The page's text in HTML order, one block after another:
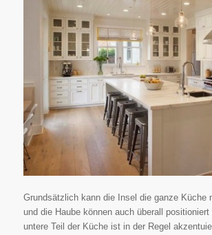
Grundsätzlich kann die Insel die ganze Küche
und die Haube können auch überall positioniert
untere Teil der Küche ist in der Regel